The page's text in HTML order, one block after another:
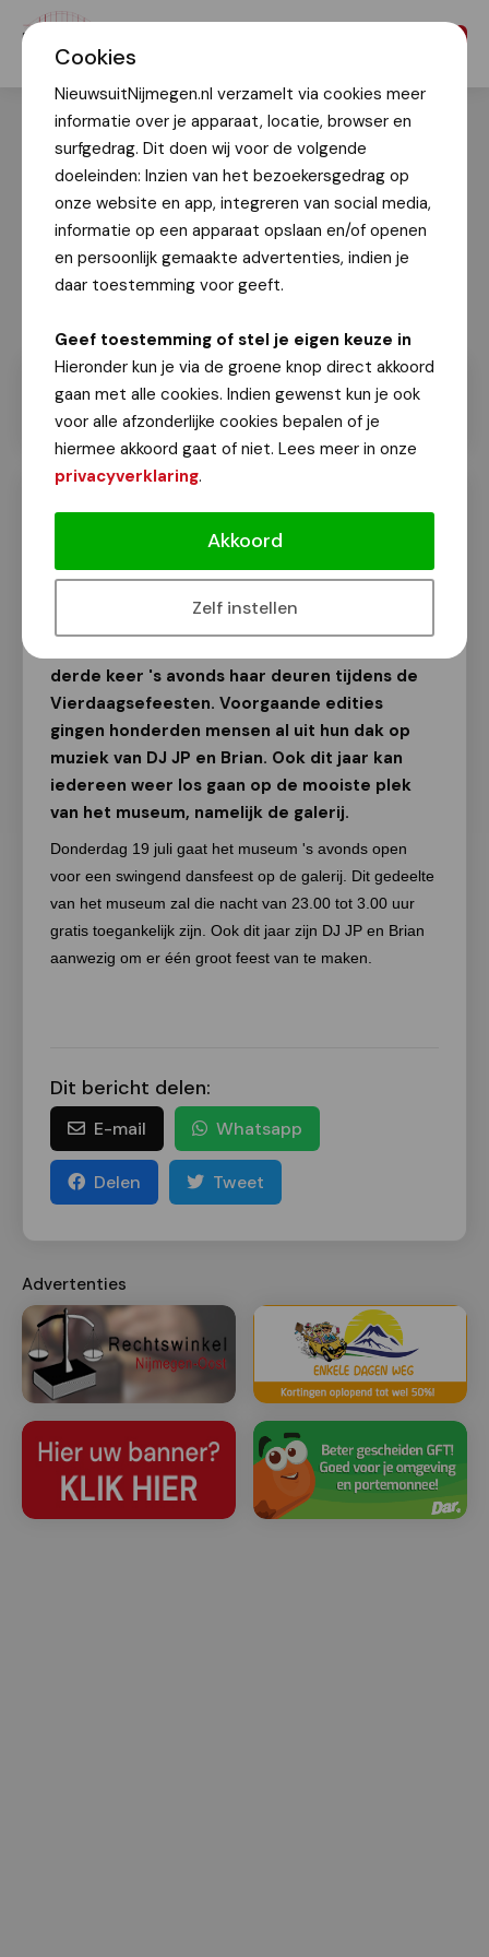
Cookies
NieuwsuitNijmegen.nl verzamelt via cookies meer
informatie over je apparaat, locatie, browser en
surfgedrag. Dit doen wij voor de volgende
doeleinden: Inzien van het bezoekersgedrag op
onze website en app, integreren van social media,
informatie op een apparaat opslaan en/of openen
en persoonlijk gemaakte advertenties, indien je
daar toestemming voor geeft.
Geef toestemming of stel je eigen keuze in
Hieronder kun je via de groene knop direct akkoord
gaan met alle cookies. Indien gewenst kun je ook
voor alle afzonderlijke cookies bepalen of je
hiermee akkoord gaat of niet. Lees meer in onze
privacyverklaring.
Akkoord
Zelf instellen
Dansen in Museum Het Valkhof tijdens
Vierdaagsefeesten
Van onze redactie
derde keer 's avonds haar deuren tijdens de
Vierdaagsefeesten. Voorgaande edities
gingen honderden mensen al uit hun dak op
muziek van DJ JP en Brian. Ook dit jaar kan
iedereen weer los gaan op de mooiste plek
van het museum, namelijk de galerij.
Donderdag 19 juli gaat het museum 's avonds open
voor een swingend dansfeest op de galerij. Dit gedeelte
van het museum zal die nacht van 23.00 tot 3.00 uur
gratis toegankelijk zijn. Ook dit jaar zijn DJ JP en Brian
aanwezig om er één groot feest van te maken.
Dit bericht delen:
E-mail Whatsapp
Delen Tweet
Advertenties